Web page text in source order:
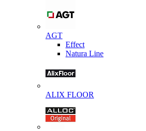
AGT
Effect
Natura Line
ALIX FLOOR